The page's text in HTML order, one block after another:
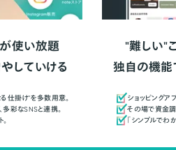
使い放題
していける
仕掛け"を多数用意。
彩なSNSと連携。
"難しい"
独自の機能
ショッピングア
その場で資金調
「シンプルでわ